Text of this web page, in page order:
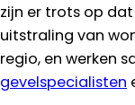
zijn er trots op
uitstraling van
regio, en werken
gevelspecialisten